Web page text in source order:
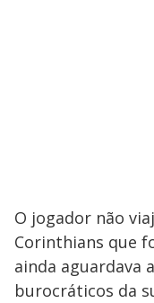
O jogador não
Corinthians que
ainda aguardava
burocráticos da